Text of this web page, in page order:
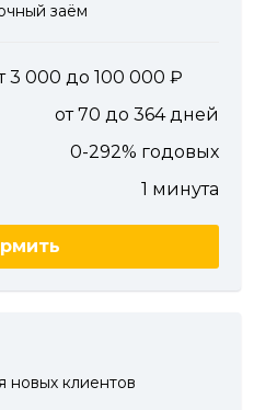
заём
3 000 до 100 000
от 70 до 364 дней
0-292% годовых
1 минута
новых клиентов